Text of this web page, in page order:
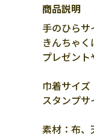
商品説明
手のひら
きんちゃ
プレゼント
巾着サイ
スタンプ
素材：布、